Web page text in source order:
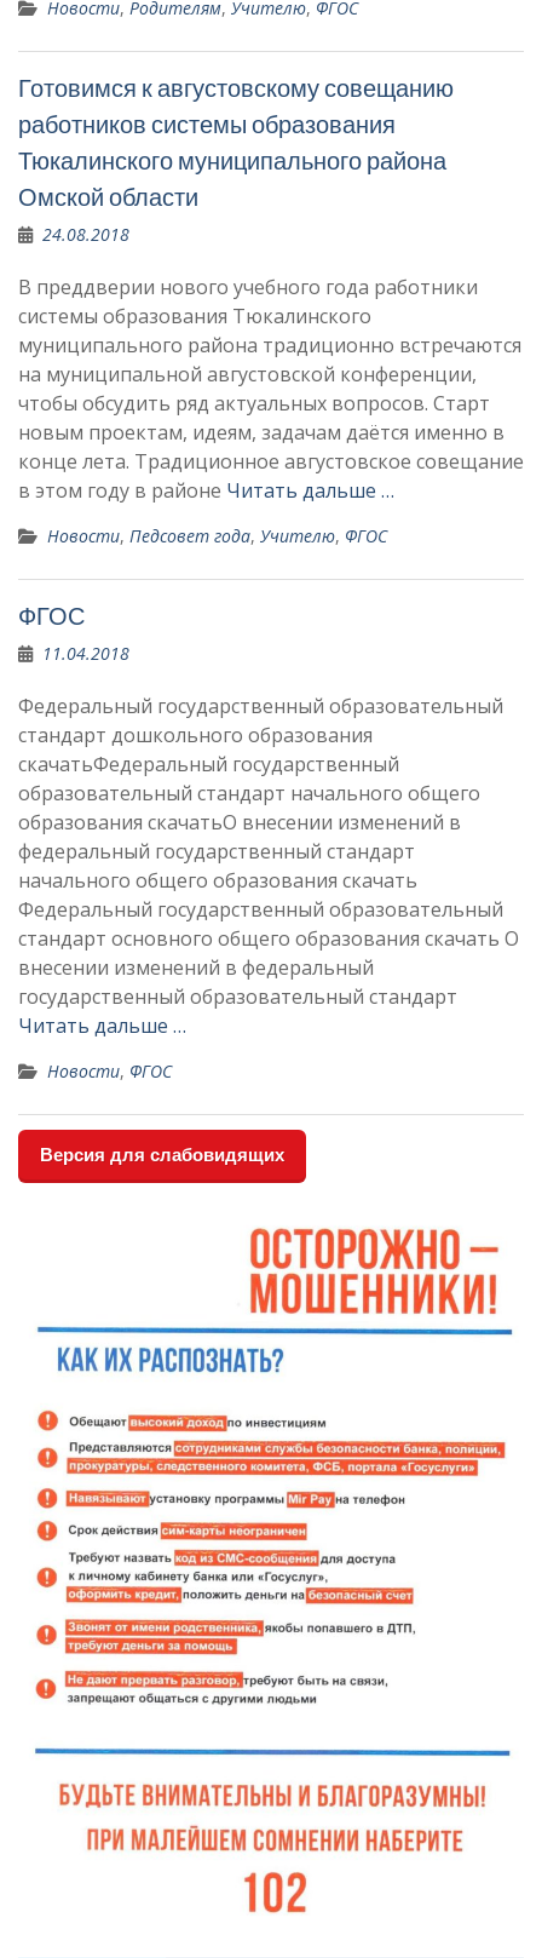
Новости, Родителям, Учителю, ФГОС
Готовимся к августовскому совещанию
работников системы образования
Тюкалинского муниципального района
Омской области
24.08.2018
В преддверии нового учебного года работники
системы образования Тюкалинского
муниципального района традиционно встречаются
на муниципальной августовской конференции,
чтобы обсудить ряд актуальных вопросов. Старт
новым проектам, идеям, задачам даётся именно в
конце лета. Традиционное августовское совещание
в этом году в районе Читать дальше …
Новости, Педсовет года, Учителю, ФГОС
ФГОС
11.04.2018
Федеральный государственный образовательный
стандарт дошкольного образования
скачатьФедеральный государственный
образовательный стандарт начального общего
образования скачатьО внесении изменений в
федеральный государственный стандарт
начального общего образования скачать
Федеральный государственный образовательный
стандарт основного общего образования скачать О
внесении изменений в федеральный
государственный образовательный стандарт
Читать дальше …
Новости, ФГОС
Версия для слабовидящих